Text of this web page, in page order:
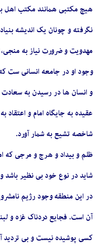
هیچ مکتبی همانند مکتب اهل
نگرفته و چونان یک اندیشه
مهدویت و ضرورت نیاز به منجی،
وجود او در جامعه انسانی ست
و انسان ها در رسیدن به
عقیده به جایگاه امام و اعتقاد
شاخصه تشیع به شمار آورد.
ظلم و بیداد و هرج و مرجی که
شاید در نوع خود بی نظیر
در این منطقه وجود رژیم
آن است. فجایع دردناک غزه و
کسی پوشیده نیست و بی تردید